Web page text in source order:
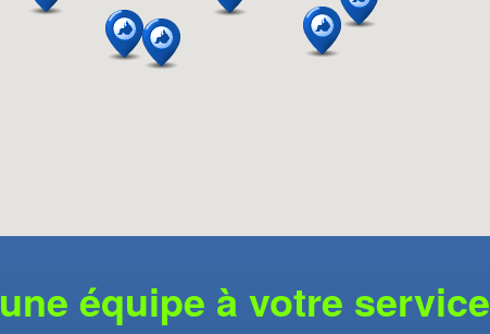
une équipe à votre service